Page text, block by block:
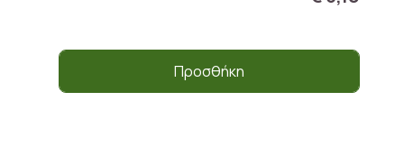
Προσθήκη